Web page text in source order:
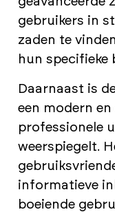
gebruikers in
zaden te
hun specifieke
Daarnaast is
een modern
professionele
weerspiegelt.
informatieve
boeiende